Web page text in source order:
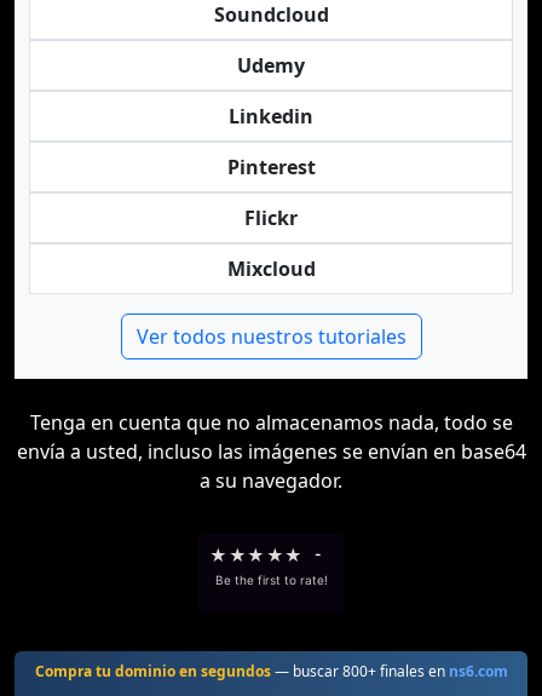
Soundcloud
Udemy
Linkedin
Pinterest
Flickr
Mixcloud
Ver todos nuestros tutoriales
Tenga en cuenta que no almacenamos nada, todo se
envía a usted, incluso las imágenes se envían en base64
a su navegador.
★ ★★ ★★ -
Be the first to rate!
Compra tu dominio en segundos— buscar 800+ finales en ns6.com